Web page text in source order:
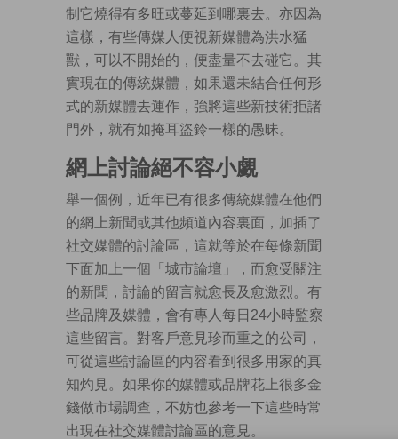
制它燒得有多旺或蔓延到哪裏去。亦因為
這樣，有些傳媒人便視新媒體為洪水猛
獸，可以不開始的，便盡量不去碰它。其
實現在的傳統媒體，如果還未結合任何形
式的新媒體去運作，強將這些新技術拒諸
門外，就有如掩耳盜鈴一樣的愚昧。
網上討論絕不容小覷
舉一個例，近年已有很多傳統媒體在他們
的網上新聞或其他頻道內容裏面，加插了
社交媒體的討論區，這就等於在每條新聞
下面加上一個「城市論壇」，而愈受關注
的新聞，討論的留言就愈長及愈激烈。有
些品牌及媒體，會有專人每日24小時監察
這些留言。對客戶意見珍而重之的公司，
可從這些討論區的內容看到很多用家的真
知灼見。如果你的媒體或品牌花上很多金
錢做市場調查，不妨也參考一下這些時常
出現在社交媒體討論區的意見。